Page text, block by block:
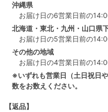
沖縄県
お届け日の6営業日前の
北海道・東北・九州・山口県
お届け日の5営業日前の
その他の地域
お届け日の4営業日前の
※いずれも営業日（土日祝日
数をお数えください。
【返品】